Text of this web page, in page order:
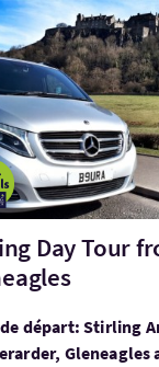
Day
Day Tour
départ: Stirling
Gleneagles